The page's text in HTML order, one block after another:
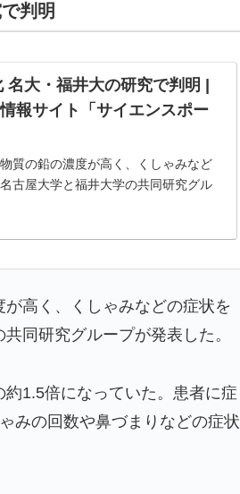
判明
大・福井大の研究で判明 |
報サイト「サイエンスポー
質の鉛の濃度が高く、くしゃみなど
古屋大学と福井大学の共同研究グル
高く、くしゃみなどの症状を
同研究グループが発表した。
1.5倍になっていた。患者に症
みの回数や鼻づまりなどの症状